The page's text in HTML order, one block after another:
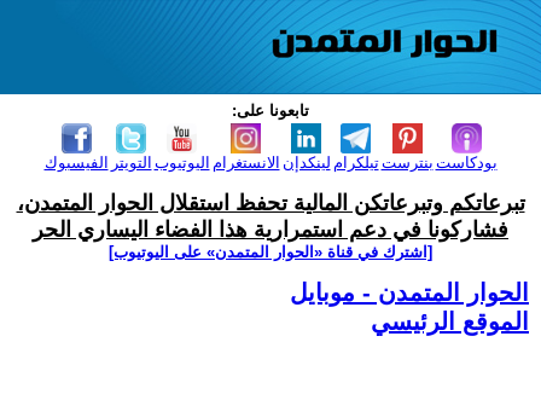
تابعونا على:
الفيسبوك التويتر اليوتيوب الانستغرام لينكدإن تيلكرامبنترست بودكاست
تبرعاتكم وتبرعاتكن المالية تحفظ استقلال الحوار المتمدن،
فشاركونا في دعم استمرارية هذا الفضاء اليساري الحر
[اشترك في قناة ‫«الحوار المتمدن» على اليوتيوب]
الحوار المتمدن - موبايل
الموقع الرئيسي